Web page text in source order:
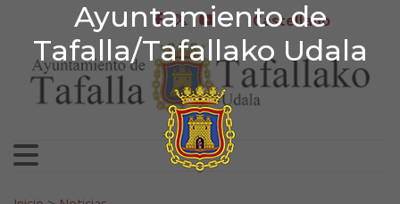
Ayuntamiento de
Tafalla/Tafallako Udala
Ir al contenido
Ayuntamiento de
facebook
twitter
youtubeCastellano
Search for: